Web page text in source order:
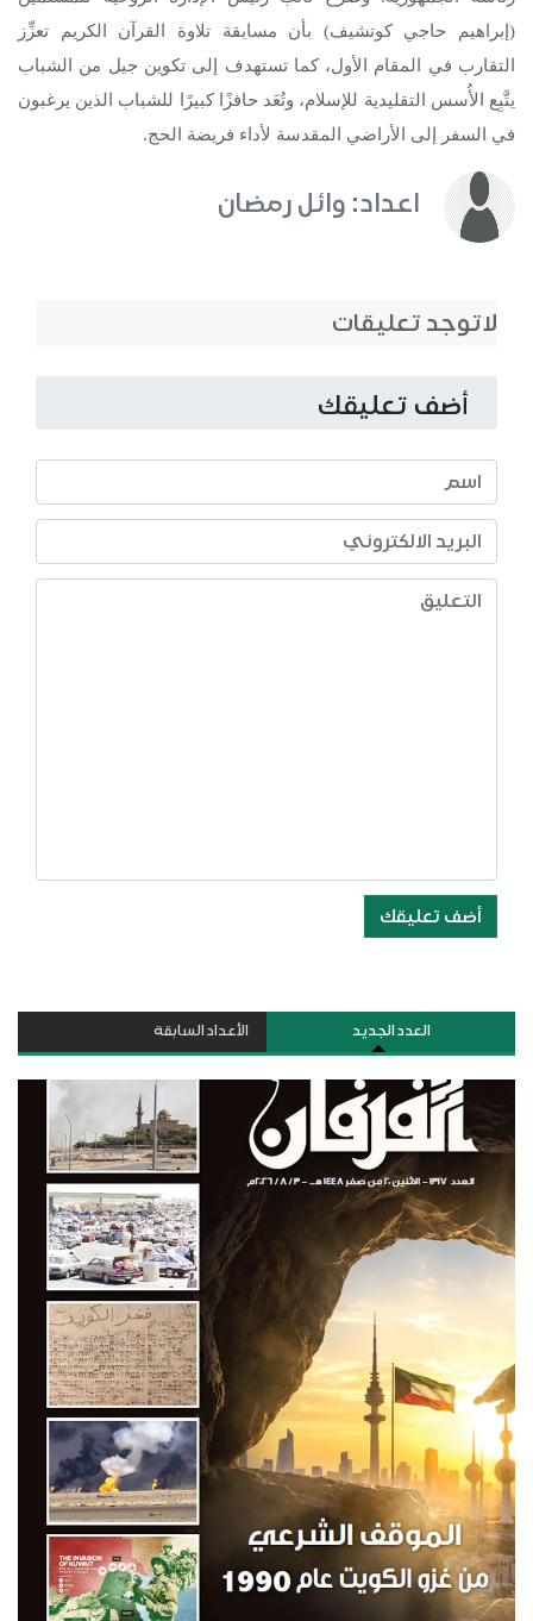
(إبراهيم حاجي كوتشيف) بأن مسابقة تلاوة القرآن الكريم تعزِّز
التقارب في المقام الأول، كما تستهدف إلى تكوين جيل من الشباب
يتَّبِع الأُسس التقليدية للإسلام، وتُعَد حافزًا كبيرًا للشباب الذين يرغبون
في السفر إلى الأراضي المقدسة لأداء فريضة الحج.
اعداد: وائل رمضان
لاتوجد تعليقات
أضف تعليقك
أضف تعليقك
العدد الجديد الأعداد السابقة